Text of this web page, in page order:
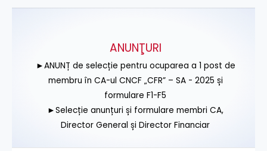
ANUNŢURI
►ANUNȚ de selecție pentru ocuparea a 1 post de
membru în CA-ul CNCF „CFR” – SA - 2025 și
formulare F1-F5
►Selecție anunțuri și formulare membri CA,
Director General și Director Financiar